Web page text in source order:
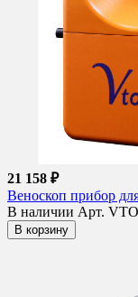
21 158 ₽
Веноскоп прибор
В наличии Арт.
В корзину